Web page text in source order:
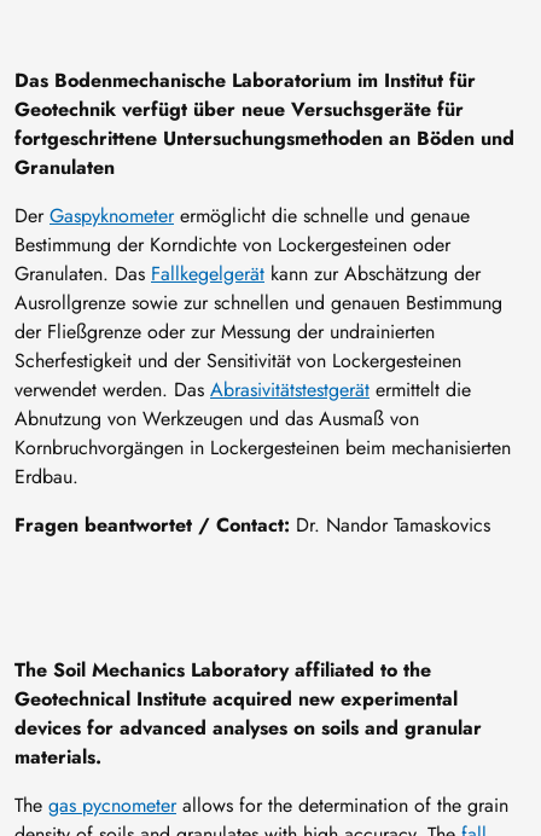
Das Bodenmechanische Laboratorium im Institut für
Geotechnik verfügt über neue Versuchsgeräte für
fortgeschrittene Untersuchungsmethoden an Böden und
Granulaten
DerGaspyknometerermöglicht die schnelle und genaue
Bestimmung der Korndichte von Lockergesteinen oder
Granulaten. Das Fallkegelgerät kann zur Abschätzung der
Ausrollgrenze sowie zur schnellen und genauen Bestimmung
der Fließgrenze oder zur Messung der undrainierten
Scherfestigkeit und der Sensitivität von Lockergesteinen
verwendet werden. Das Abrasivitätstestgerät ermittelt die
Abnutzung von Werkzeugen und das Ausmaß von
Kornbruchvorgängen in Lockergesteinen beim mechanisierten
Erdbau.
Fragen beantwortet / Contact: Dr. Nandor Tamaskovics
The Soil Mechanics Laboratory affiliated to the
Geotechnical Institute acquired new experimental
devices for advanced analyses on soils and granular
materials.
The gas pycnometerallows for the determination of the grain